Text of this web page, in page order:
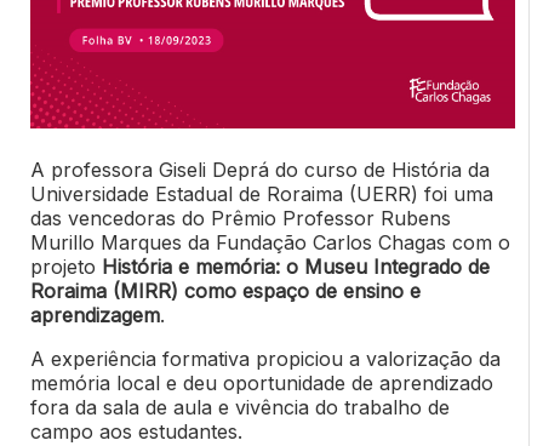
A professora Giseli Deprá do curso de História da
Universidade Estadual de Roraima (UERR) foi uma
das vencedoras do Prêmio Professor Rubens
Murillo Marques da Fundação Carlos Chagas com o
projeto História e memória: o Museu Integrado de
Roraima (MIRR) como espaço de ensino e
aprendizagem.
A experiência formativa propiciou a valorização da
memória local e deu oportunidade de aprendizado
fora da sala de aula e vivência do trabalho de
campo aos estudantes.